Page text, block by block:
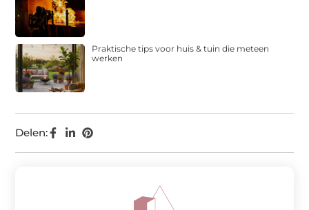
Delen:
Praktische tips voor huis & tuin die meteen
werken